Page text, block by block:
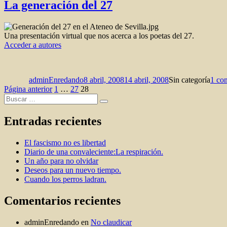
La generación del 27
Una presentación virtual que nos acerca a los poetas del 27.
Acceder a autores
adminEnredando8 abril, 200814 abril, 2008Sin categoría1
Paginación
de
entradas
Página anterior Página
1 … Página
27 Página
28
Buscar
por:
Buscar
Entradas recientes
El fascismo no es libertad
Diario de una convaleciente:La respiración.
Un año para no olvidar
Deseos para un nuevo tiempo.
Cuando los perros ladran.
Comentarios recientes
adminEnredando en No claudicar